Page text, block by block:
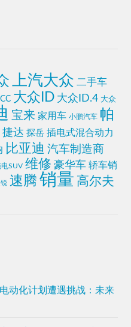
上汽大众 二手车
大众ID 大众ID.4 大众
宝来 家用车 小鹏汽车 帕
捷达 探岳 插电式混合动力
比亚迪 汽车制造商
电SUV 维修 豪华车 轿车销
速腾 销量 高尔夫
动化计划遭遇挑战：未来